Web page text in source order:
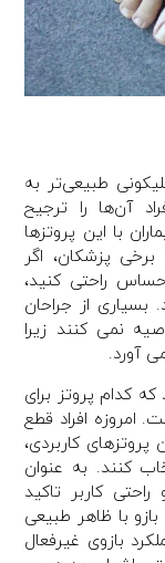
طبیعی‌تر به
آن‌ها را ترجیح
با این پروتزها
پزشکان، اگر
راحتی کنید،
از جراحان
نمی کنند زیرا
آورد.
کدام پروتز برای
افراد قطع
کاربردی،
کنند. به عنوان
کاربر تاکید
با ظاهر طبیعی
بازوی غیرفعال